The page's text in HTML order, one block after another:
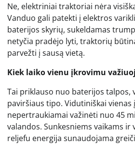
Ne, elektriniai traktoriai nėra
Vanduo gali patekti į elektros
baterijos skyrių, sukeldamas
netyčia pradėjo lyti, traktorių
parvežti į sausą vietą.
Kiek laiko vienu įkrovimu
Tai priklauso nuo baterijos talpos,
paviršiaus tipo. Vidutiniškai vienas
nepertraukiamai važinėti nuo 45
valandos. Sunkesniems vaikams ir
reljefu energija sunaudojama